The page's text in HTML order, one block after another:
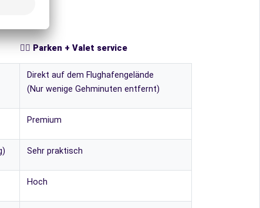
👨‍✈️ Parken + Valet service
Direkt auf dem Flughafengelände
(Nur wenige Gehminuten entfernt)
Premium
Sehr praktisch
Hoch